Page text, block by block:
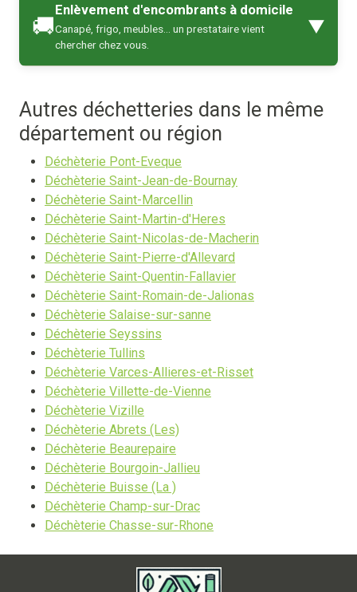
🚚
Enlèvement d'encombrants à domicile
Canapé, frigo, meubles… un prestataire vient
chercher chez vous.
▼
Autres déchetteries dans le même
département ou région
Déchèterie Pont-Eveque
Déchèterie Saint-Jean-de-Bournay
Déchèterie Saint-Marcellin
Déchèterie Saint-Martin-d'Heres
Déchèterie Saint-Nicolas-de-Macherin
Déchèterie Saint-Pierre-d'Allevard
Déchèterie Saint-Quentin-Fallavier
Déchèterie Saint-Romain-de-Jalionas
Déchèterie Salaise-sur-sanne
Déchèterie Seyssins
Déchèterie Tullins
Déchèterie Varces-Allieres-et-Risset
Déchèterie Villette-de-Vienne
Déchèterie Vizille
Déchèterie Abrets (Les)
Déchèterie Beaurepaire
Déchèterie Bourgoin-Jallieu
Déchèterie Buisse (La )
Déchèterie Champ-sur-Drac
Déchèterie Chasse-sur-Rhone